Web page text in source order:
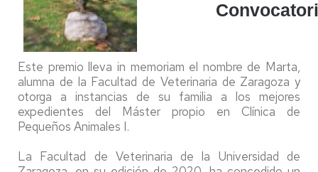
Este premio lleva in memoriam el nombre de Marta,
alumna de la Facultad de Veterinaria de Zaragoza y
otorga a instancias de su familia a los mejores
expedientes del Máster propio en Clínica de
Pequeños Animales I.
La Facultad de Veterinaria de la Universidad de